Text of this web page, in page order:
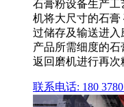
石膏粉设备生产
机将大尺寸的石膏
过储存及输送进入
产品所需细度的
返回磨机进行再次
联系电话: 180 3780